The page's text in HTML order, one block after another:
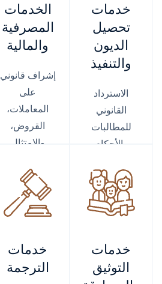
خدمات
تحصيل
الديون
والتنفيذ
الاسترداد
القانوني
للمطالبات
والأحكام
الخدمات
المصرفية
والمالية
إشراف قانوني
على
المعاملات،
القروض،
والامتثال
خدمات
التوثيق
خدمات
الترجمة